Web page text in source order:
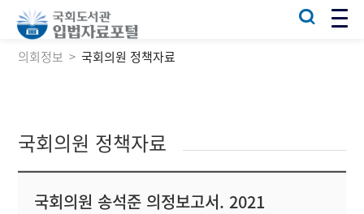
의회정보 국회의원 정책자료
국회의원 정책자료
국회의원 송석준 의정보고서. 2021